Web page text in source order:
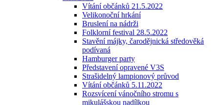
Vítání občánků 21.5.2022
Velikonoční hrkání
Bruslení na nádrži
Folklorní festival 28.5.2022
Stavění májky, čarodějnická středověká
podívaná
Hamburger party
Představení opravené V3S
Strašidelný lampionový průvod
Vítání občánků 5.11.2022
Rozsvícení vánočního stromu s
mikulášskou nadílkou